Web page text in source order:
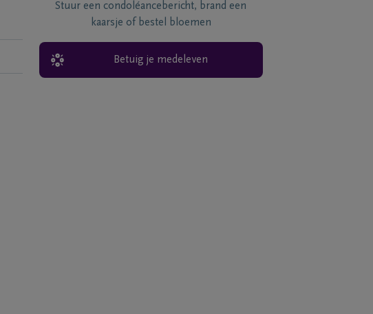
Stuur een condoléancebericht, brand een
kaarsje of bestel bloemen
Betuig je medeleven